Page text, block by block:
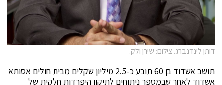
דותן לינדנברג. צילום: שירן ולק.
תושב אשדוד בן 60 תובע כ-2.5 מיליון שקלים מבית חולים אסותא
אשדוד לאחר שבמספר ניתוחים לתיקון היפרדות חלקית של